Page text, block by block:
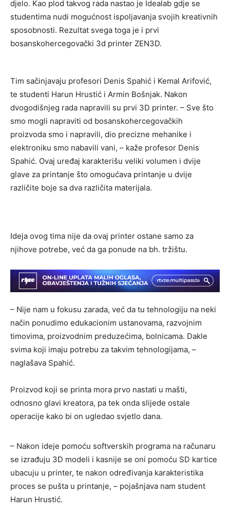
djelo. Kao plod takvog rada nastao je Idealab gdje se
studentima nudi mogućnost ispoljavanja svojih kreativnih
sposobnosti. Rezultat svega toga je i prvi
bosanskohercegovački 3d printer ZEN3D.
Tim sačinjavaju profesori Denis Spahić i Kemal Arifović,
te studenti Harun Hrustić i Armin Bošnjak. Nakon
dvogodišnjeg rada napravili su prvi 3D printer. – Sve što
smo mogli napraviti od bosanskohercegovačkih
proizvoda smo i napravili, dio precizne mehanike i
elektroniku smo nabavili vani, – kaže profesor Denis
Spahić. Ovaj uređaj karakterišu veliki volumen i dvije
glave za printanje što omogućava printanje u dvije
različite boje sa dva različita materijala.
Ideja ovog tima nije da ovaj printer ostane samo za
njihove potrebe, već da ga ponude na bh. tržištu.
– Nije nam u fokusu zarada, već da tu tehnologiju na neki
način ponudimo edukacionim ustanovama, razvojnim
timovima, proizvodnim preduzećima, bolnicama. Dakle
svima koji imaju potrebu za takvim tehnologijama, –
naglašava Spahić.
Proizvod koji se printa mora prvo nastati u mašti,
odnosno glavi kreatora, pa tek onda slijede ostale
operacije kako bi on ugledao svjetlo dana.
– Nakon ideje pomoću softverskih programa na računaru
se izrađuju 3D modeli i kasnije se oni pomoću SD kartice
ubacuju u printer, te nakon određivanja karakteristika
proces se pušta u printanje, – pojašnjava nam student
Harun Hrustić.